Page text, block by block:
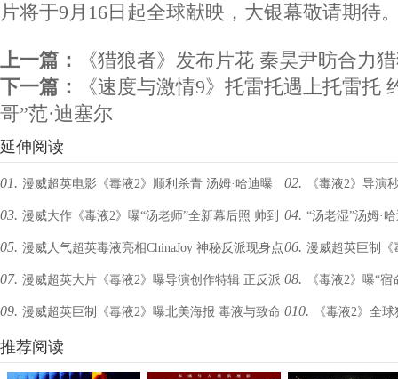
片将于9月16日起全球献映，大银幕敬请期待
上一篇：
《猎狼者》发布片花 秦昊尹昉合力
下一篇：
《速度与激情9》托雷托遇上托雷托
哥”范·迪塞尔
延伸阅读
01. 漫威超英电影《毒液2》顺利杀青 汤姆·哈迪曝
光片场剧照
02. 《毒液2》导演
光？！
03. 漫威大作《毒液2》曝“汤老师”全新幕后照 帅到
模糊冲击力爆棚
04. “汤老湿”汤姆·
侠！
05. 漫威人气超英毒液亮相ChinaJoy 神秘反派现身点
燃现场气氛
06. 漫威超英巨制《
派掀“宿命对决”
07. 漫威超英大片《毒液2》曝导演创作特辑 正反派
设计理念初揭秘
08. 《毒液2》曝“
拔弩张震撼对决
09. 漫威超英巨制《毒液2》曝北美海报 毒液与致命
反派合体共生
010. 《毒液2》全
推荐阅读